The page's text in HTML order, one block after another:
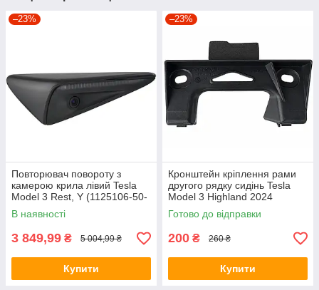
–23%
Повторювач повороту з
камерою крила лівий Tesla
Model 3 Rest, Y (1125106-50-
J) (Оригінал, Б/У)
В наявності
3 849,99 ₴ 5 004,99 ₴
Купити
–23%
Кронштейн кріплення рами
другого рядку сидінь Tesla
Model 3 Highland 2024
(1549187-00-A) (оригінал)
Готово до відправки
200 ₴ 260 ₴
Купити